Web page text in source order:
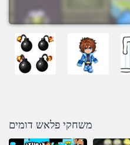
משחקי פלאש דומים